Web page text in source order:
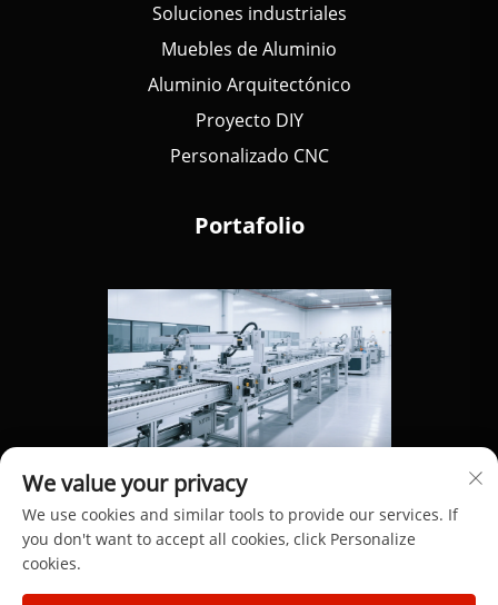
Soluciones industriales
Muebles de Aluminio
Aluminio Arquitectónico
Proyecto DIY
Personalizado CNC
Portafolio
Derechos de autor © 2025 por Dongguan Hengdong
We value your privacy
We use cookies and similar tools to provide our services. If
you don't want to accept all cookies, click Personalize
cookies.